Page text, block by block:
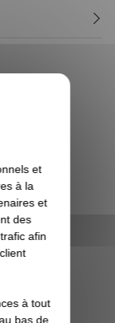
et
à la
et
des
afin
à tout
bas de